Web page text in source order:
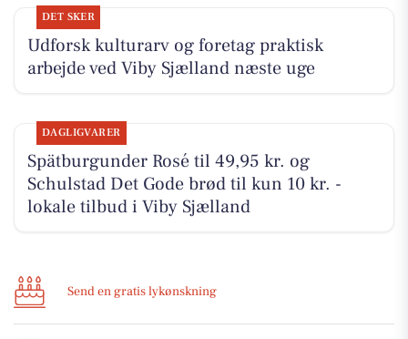
DET SKER
Udforsk kulturarv og foretag praktisk
arbejde ved Viby Sjælland næste uge
DAGLIGVARER
Spätburgunder Rosé til 49,95 kr. og
Schulstad Det Gode brød til kun 10 kr. -
lokale tilbud i Viby Sjælland
Send en gratis lykønskning